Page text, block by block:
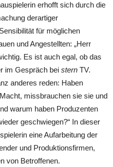
erhofft sich durch die
derartiger
für möglichen
und Angestellten: „Herr
Es ist auch egal, ob das
im Gespräch bei stern TV.
anderes reden: Haben
missbrauchen sie sie und
warum haben Produzenten
geschwiegen?“ In dieser
eine Aufarbeitung der
und Produktionsfirmen,
von Betroffenen.